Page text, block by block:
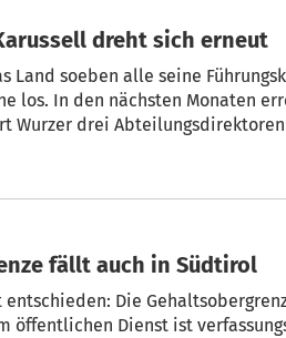
dreht sich erneut
Land soeben alle seine
fällt auch in Südtirol
Die
öffentlichen Dienst ist